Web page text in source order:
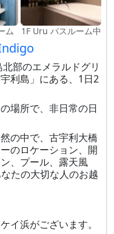
ム 1F Uru バスルーム中
部のエメラルドグリ
利島」にある、1日2
場所で、非日常の日
の中で、古宇利大橋
のロケーション、開
、プール、露天風
たの大切な人のお越
イ浜がございます。